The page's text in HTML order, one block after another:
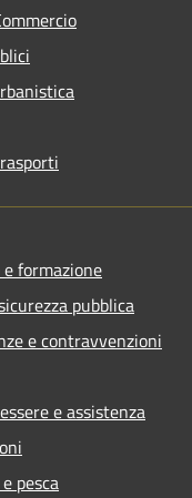
e formazione
pubblica
e contravvenzioni
e assistenza
pesca